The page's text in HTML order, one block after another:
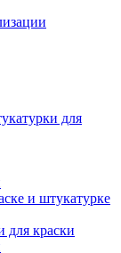
для
и штукатурке
для краски